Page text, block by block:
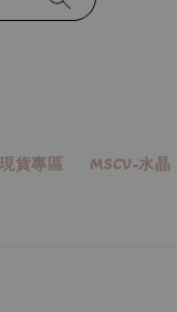
貨專區 MSCV-水晶